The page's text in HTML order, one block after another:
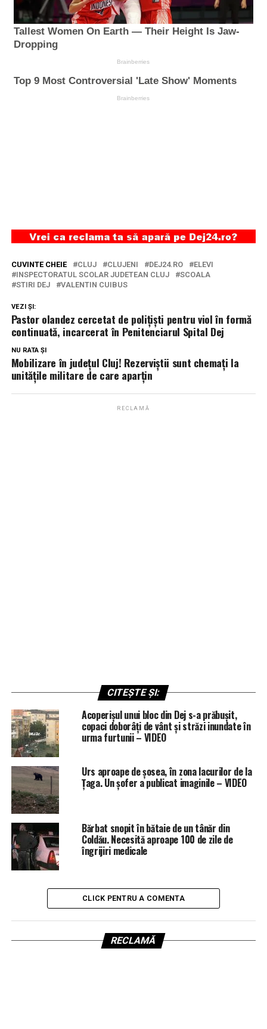
CUVINTE CHEIE CLUJ CLUJENI DEJ24.RO
ELEVI
INSPECTORATUL SCOLAR JUDETEAN CLUJ
SCOALA
STIRI DEJ
VALENTIN CUIBUS
VEZI ȘI:
Pastor olandez cercetat de polițiști pentru viol în formă
continuată, incarcerat în Penitenciarul Spital Dej
NU RATA ȘI
Mobilizare în județul Cluj! Rezerviștii sunt chemați la
unitățile militare de care aparțin
RECLAMĂ
CITEȘTE ȘI:
Acoperișul unui bloc din Dej s-a prăbușit,
copaci doborâți de vânt și străzi inundate în
urma furtunii – VIDEO
Urs aproape de șosea, în zona lacurilor de la
Țaga. Un șofer a publicat imaginile – VIDEO
Bărbat snopit în bătaie de un tânăr din
Coldău. Necesită aproape 100 de zile de
îngrijiri medicale
CLICK PENTRU A COMENTA
RECLAMĂ